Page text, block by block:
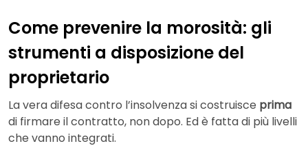
Come prevenire la morosità: gli
strumenti a disposizione del
proprietario
La vera difesa contro l’insolvenza si costruisce prima
di firmare il contratto, non dopo. Ed è fatta di più livelli
che vanno integrati.